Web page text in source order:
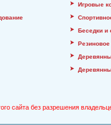
Игровые
Беседки и
сайта без разрешения